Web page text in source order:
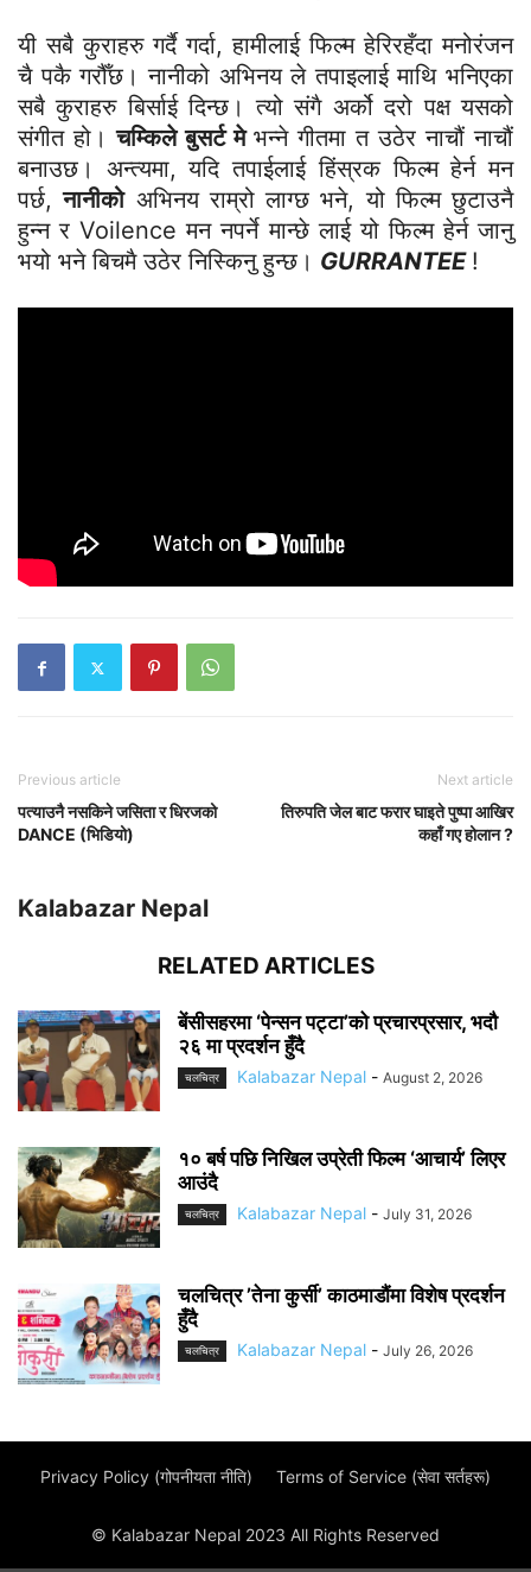
यी सबै कुराहरु गर्दै गर्दा, हामीलाई फिल्म हेरिरहँदा मनोरंजन
चै पकै गरौँछ। नानीको अभिनय ले तपाइलाई माथि भनिएका
सबै कुराहरु बिर्साई दिन्छ। त्यो संगै अर्को दरो पक्ष यसको
संगीत हो।चम्किले बुसर्ट मे भन्ने गीतमा त उठेर नाचौं नाचौं
बनाउछ। अन्त्यमा, यदि तपाईलाई हिंस्रक फिल्म हेर्न मन
पर्छ,नानीकोअभिनय राम्रो लाग्छ भने, यो फिल्म छुटाउनै
हुन्न र Voilence मन नपर्ने मान्छे लाई यो फिल्म हेर्न जानु
भयो भने बिचमै उठेर निस्किनु हुन्छ। GURRANTEE !
Previous article
पत्याउनै नसकिने जसिता र धिरजको
DANCE (भिडियो)
Next article
तिरुपति जेल बाट फरार घाइते पुष्पा आखिर
कहाँ गए होलान ?
Kalabazar Nepal
RELATED ARTICLES
बेंसीसहरमा ‘पेन्सन पट्टा’को प्रचारप्रसार, भदौ
२६ मा प्रदर्शन हुँदै
चलचित्र Kalabazar Nepal - August 2, 2026
१० बर्ष पछि निखिल उप्रेती फिल्म ‘आचार्य’ लिएर
आउंदै
चलचित्र Kalabazar Nepal - July 31, 2026
चलचित्र ’तेना कुर्सी’ काठमाडौंमा विशेष प्रदर्शन
हुँदै
चलचित्र Kalabazar Nepal - July 26, 2026
Privacy Policy (गोपनीयता नीति) Terms of Service (सेवा सर्तहरू)
© Kalabazar Nepal 2023 All Rights Reserved